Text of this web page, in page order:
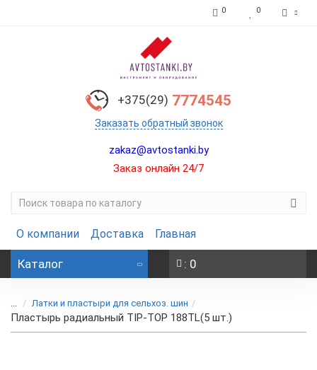
0 0
+375(29) 7774545
Заказать обратный звонок
zakaz@avtostanki.by
Заказ онлайн 24/7
О компании Доставка Главная
Каталог : 0
... Латки и пластыри для сельхоз. шин
Пластырь радиальный TIP-TOP 188TL(5 шт.)